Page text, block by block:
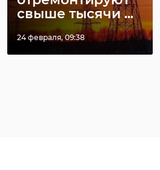
свыше тысячи ...
24 февраля, 09:38